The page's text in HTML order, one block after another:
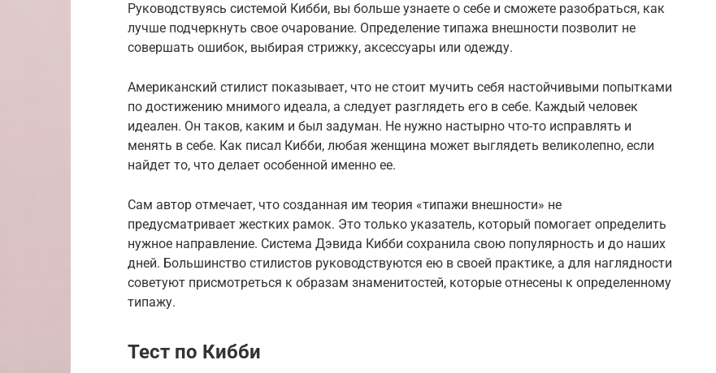
Руководствуясь системой Кибби, вы больше узнаете о себе и сможете разобраться, как
лучше подчеркнуть свое очарование. Определение типажа внешности позволит не
совершать ошибок, выбирая стрижку, аксессуары или одежду.
Американский стилист показывает, что не стоит мучить себя настойчивыми попытками
по достижению мнимого идеала, а следует разглядеть его в себе. Каждый человек
идеален. Он таков, каким и был задуман. Не нужно настырно что-то исправлять и
менять в себе. Как писал Кибби, любая женщина может выглядеть великолепно, если
найдет то, что делает особенной именно ее.
Сам автор отмечает, что созданная им теория «типажи внешности» не
предусматривает жестких рамок. Это только указатель, который помогает определить
нужное направление. Система Дэвида Кибби сохранила свою популярность и до наших
дней. Большинство стилистов руководствуются ею в своей практике, а для наглядности
советуют присмотреться к образам знаменитостей, которые отнесены к определенному
типажу.
Тест по Кибби